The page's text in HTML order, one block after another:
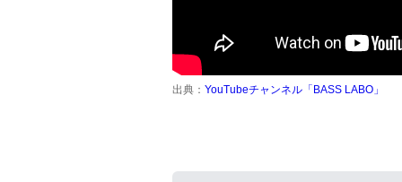
出典： YouTubeチャンネル「BASS LABO」